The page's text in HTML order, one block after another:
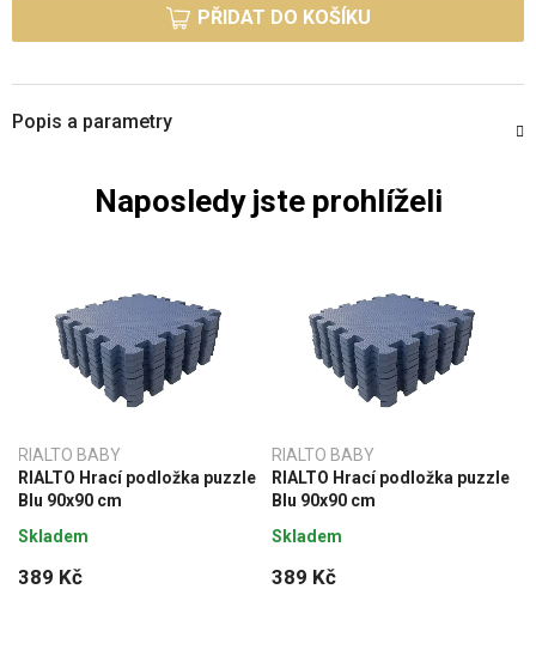
PŘIDAT DO KOŠÍKU
Popis a parametry
Naposledy jste prohlíželi
RIALTO BABY
RIALTO Hrací podložka puzzle
Blu 90x90 cm
389 Kč
Skladem
RIALTO BABY
RIALTO Hrací podložka puzzle
Blu 90x90 cm
389 Kč
Skladem